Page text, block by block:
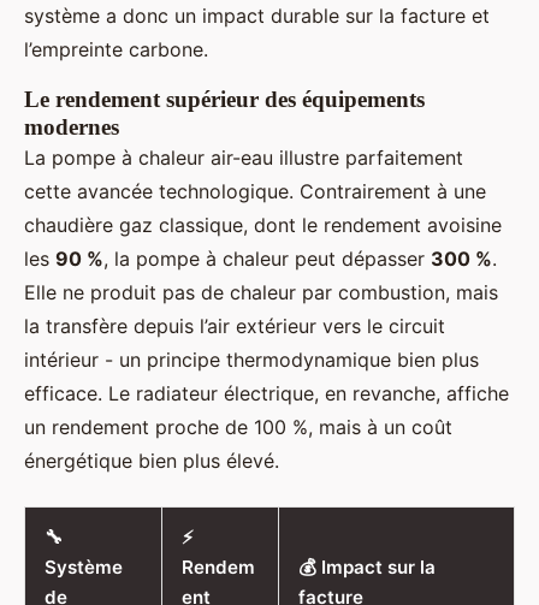
système a donc un impact durable sur la facture et
l’empreinte carbone.
Le rendement supérieur des équipements
modernes
La pompe à chaleur air-eau illustre parfaitement
cette avancée technologique. Contrairement à une
chaudière gaz classique, dont le rendement avoisine
les 90 %, la pompe à chaleur peut dépasser 300 %.
Elle ne produit pas de chaleur par combustion, mais
la transfère depuis l’air extérieur vers le circuit
intérieur - un principe thermodynamique bien plus
efficace. Le radiateur électrique, en revanche, affiche
un rendement proche de 100 %, mais à un coût
énergétique bien plus élevé.
🔧
Système
de
⚡
Rendem
ent
💰 Impact sur la
facture